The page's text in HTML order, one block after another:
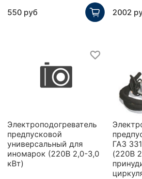
550 руб 2002
Электроподогреватель
предпусковой
универсальный для
иномарок (220В 2,0-3,0
кВт)
ГАЗ
(220В